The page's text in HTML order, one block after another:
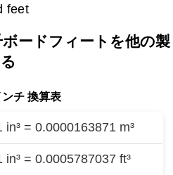
feet
ードフィートを他の製
チ 換算表
in³ = 0.0000163871 m³
in³ = 0.0005787037 ft³